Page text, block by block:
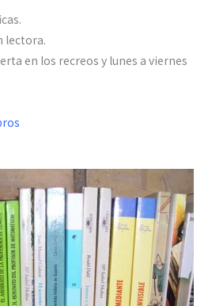
lectora.
en los recreos y lunes a viernes